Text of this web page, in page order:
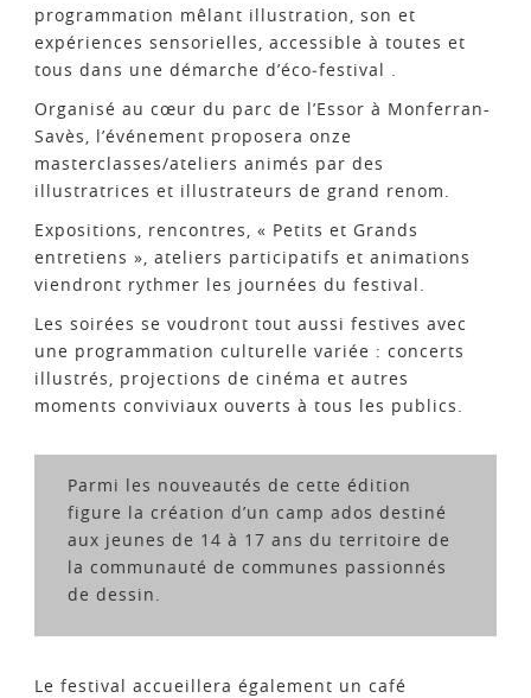
programmation mêlant illustration, son et
expériences sensorielles, accessible à toutes et
tous dans une démarche d’éco‑festival .
Organisé au cœur du parc de l’Essor à Monferran-
Savès, l’événement proposera onze
masterclasses/ateliers animés par des
illustratrices et illustrateurs de grand renom.
Expositions, rencontres, « Petits et Grands
entretiens », ateliers participatifs et animations
viendront rythmer les journées du festival.
Les soirées se voudront tout aussi festives avec
une programmation culturelle variée : concerts
illustrés, projections de cinéma et autres
moments conviviaux ouverts à tous les publics.
Parmi les nouveautés de cette édition
figure la création d’un camp ados destiné
aux jeunes de 14 à 17 ans du territoire de
la communauté de communes passionnés
de dessin.
Le festival accueillera également un café